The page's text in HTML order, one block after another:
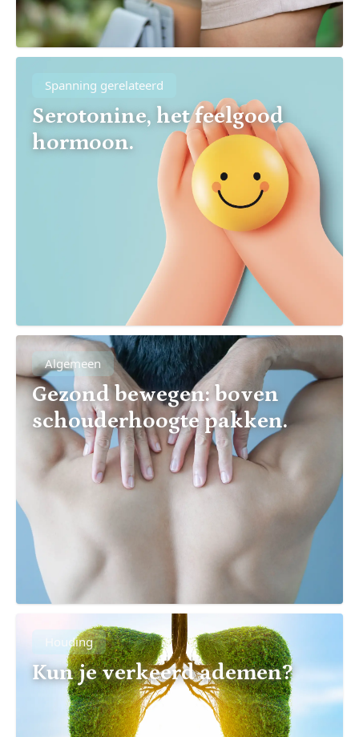
Spanning gerelateerd
Serotonine, het feelgood
hormoon.
Algemeen
Gezond bewegen: boven
schouderhoogte pakken.
Houding
Kun je verkeerd ademen?